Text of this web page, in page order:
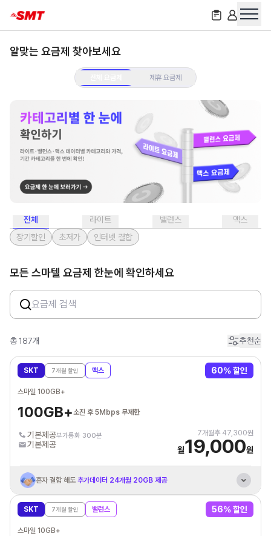
알맞는 요금제 찾아보세요
제휴 요금제
모든 스마텔 요금제 한눈에 확인하세요
전체 라이트 밸런스
맥스
장기할인
초저가 인터넷 결합
총187개 추천순
SKT 7개월 할인 맥스 60% 할인
스마일 100GB+
100GB+소진 후 5Mbps 무제한
기본제공부가통화 300분
기본제공
7개월후 47,300원
월19,000원
혼자 결합 해도추가데이터 24개월 20GB 제공
해외 유료모바일 보안 짐페리움MTD 제공
SKT 7개월 할인 밸런스 56% 할인
스마일 10GB+